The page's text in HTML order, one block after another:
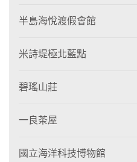
半島海悅渡假會館
米詩堤極北藍點
碧瑤山莊
一良茶屋
國立海洋科技博物館